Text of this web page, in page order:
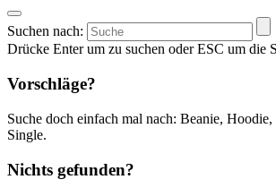
Suchen nach:
Drücke Enter um zu suchen oder ESC um die
Vorschläge?
Suche doch einfach mal nach: Beanie,
Single.
Nichts gefunden?